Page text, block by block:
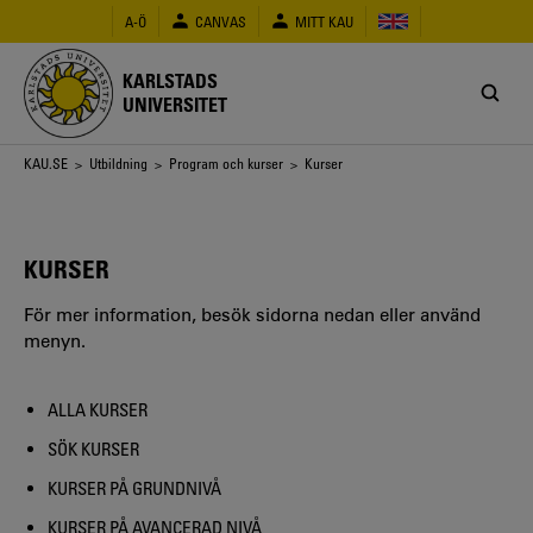
huvudinnehåll
A-Ö CANVAS MITT KAU
KARLSTADS
UNIVERSITET
Länkstig
KAU.SE > Utbildning > Program och kurser > Kurser
KURSER
För mer information, besök sidorna nedan eller använd
menyn.
ALLA KURSER
SÖK KURSER
KURSER PÅ GRUNDNIVÅ
KURSER PÅ AVANCERAD NIVÅ